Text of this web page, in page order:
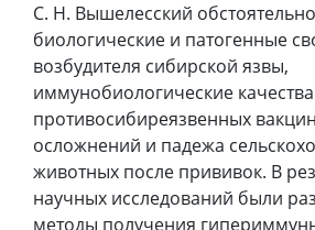
С. Н. Вышелесский
биологические и патогенные
возбудителя сибирской язвы,
иммунобиологические
противосибиреязвенных
осложнений и падежа
животных после прививок. В
научных исследований были
методы получения